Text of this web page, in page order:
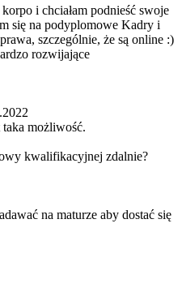
i chciałam podnieść swoje
się na podyplomowe Kadry i
szczególnie, że są online :)
rozwijające
możliwość.
kwalifikacyjnej zdalnie?
na maturze aby dostać się